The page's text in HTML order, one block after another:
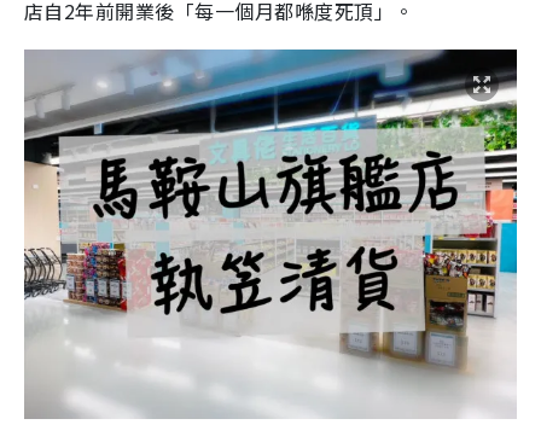
店自2年前開業後「每一個月都喺度死頂」。